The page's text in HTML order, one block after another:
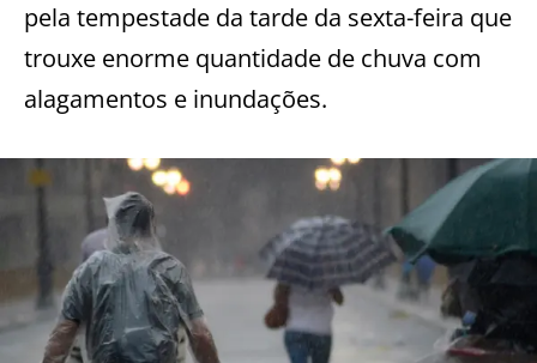
pela tempestade da tarde da sexta-feira que
trouxe enorme quantidade de chuva com
alagamentos e inundações.